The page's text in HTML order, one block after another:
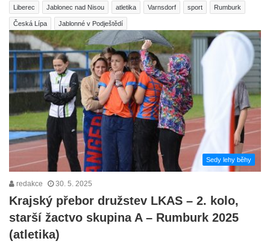
Liberec Jablonec nad Nisou atletika Varnsdorf sport Rumburk
Česká Lípa Jablonné v Podještědí
Sedy lehy běhy
redakce 30. 5. 2025
Krajský přebor družstev LKAS – 2. kolo,
starší žactvo skupina A – Rumburk 2025
(atletika)